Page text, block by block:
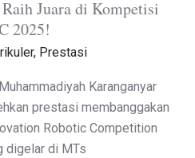
Juara di Kompetisi
2025!
, Prestasi
Karanganyar
prestasi membanggakan
Robotic Competition
digelar di MTs